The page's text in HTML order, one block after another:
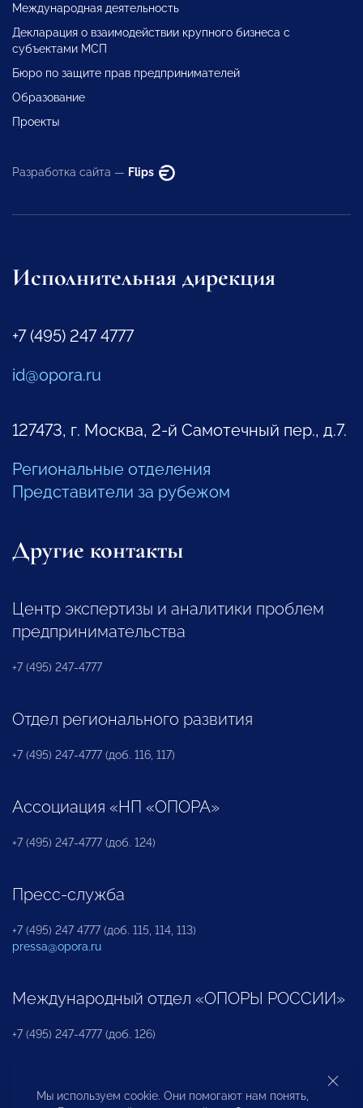
Международная деятельность
Декларация о взаимодействии крупного бизнеса с
субъектами МСП
Бюро по защите прав предпринимателей
Образование
Проекты
Разработка сайта — Flips
Исполнительная дирекция
+7 (495) 247 4777
id@opora.ru
127473, г. Москва, 2-й Самотечный пер., д.7.
Региональные отделения
Представители за рубежом
Другие контакты
Центр экспертизы и аналитики проблем
предпринимательства
+7 (495) 247-4777
Отдел регионального развития
+7 (495) 247-4777 (доб. 116, 117)
Ассоциация «НП «ОПОРА»
+7 (495) 247-4777 (доб. 124)
Пресс-служба
+7 (495) 247 4777 (доб. 115, 114, 113)
pressa@opora.ru
Международный отдел «ОПОРЫ РОССИИ»
+7 (495) 247-4777 (доб. 126)
Бюро по защите прав предпринимателей и
Мы используем cookie. Они помогают нам понять,